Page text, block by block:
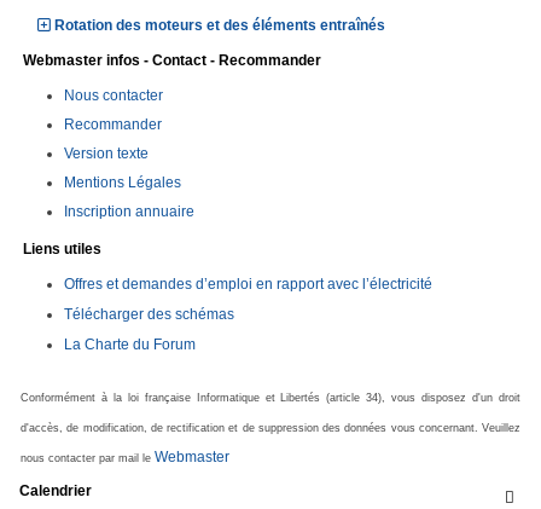
Rotation des moteurs et des éléments entraînés
Webmaster infos - Contact - Recommander
Nous contacter
Recommander
Version texte
Mentions Légales
Inscription annuaire
Liens utiles
Offres et demandes d’emploi en rapport avec l’électricité
Télécharger des schémas
La Charte du Forum
Conformément à la loi française Informatique et Libertés (article 34), vous disposez d'un droit
d'accès, de modification, de rectification et de suppression des données vous concernant. Veuillez
nous contacter par mail le Webmaster

Calendrier